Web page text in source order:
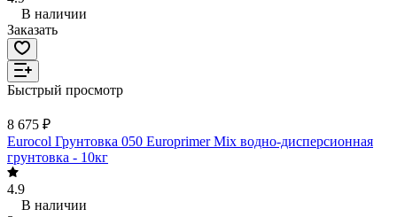
В наличии
Заказать
Быстрый просмотр
8 675 ₽
Eurocol Грунтовка 050 Europrimer Mix водно-дисперсионная
грунтовка - 10кг
4.9
В наличии